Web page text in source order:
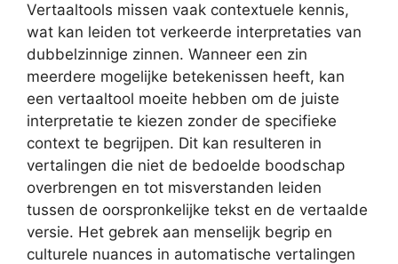
Vertaaltools missen vaak contextuele kennis,
wat kan leiden tot verkeerde interpretaties van
dubbelzinnige zinnen. Wanneer een zin
meerdere mogelijke betekenissen heeft, kan
een vertaaltool moeite hebben om de juiste
interpretatie te kiezen zonder de specifieke
context te begrijpen. Dit kan resulteren in
vertalingen die niet de bedoelde boodschap
overbrengen en tot misverstanden leiden
tussen de oorspronkelijke tekst en de vertaalde
versie. Het gebrek aan menselijk begrip en
culturele nuances in automatische vertalingen